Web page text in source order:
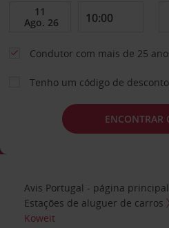
Condutor com mais de 25
Tenho um código de desconto
ENCONTRAR
Avis Portugal - página principal
Estações de aluguer de carros
Koweit